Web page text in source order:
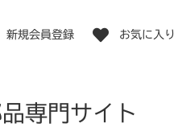
新規会員登録 お気に入り
専門サイト